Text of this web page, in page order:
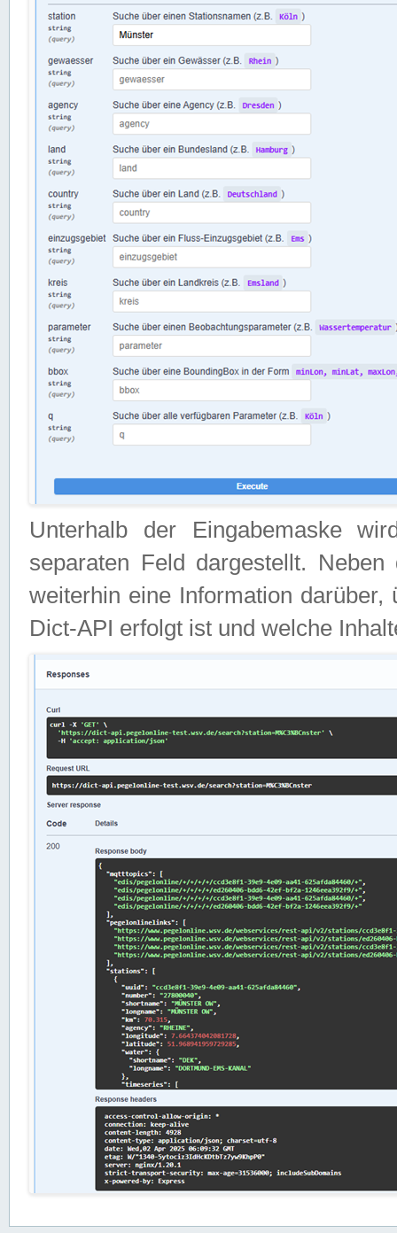
Unterhalb der Eingabemaske
separaten Feld dargestellt.
weiterhin eine Information
Dict-API erfolgt ist und welche